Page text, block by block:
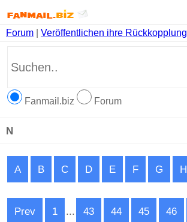
Forum Veröffentlichen ihre Rückkopplung
Fanmail.biz Forum
N
A B C D E F G H
Prev 1 ... 43 44 45 46